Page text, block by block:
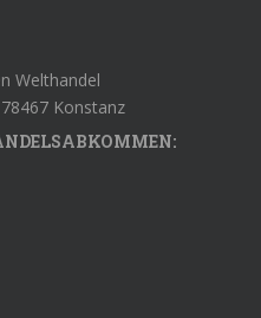
Welthandel
Konstanz